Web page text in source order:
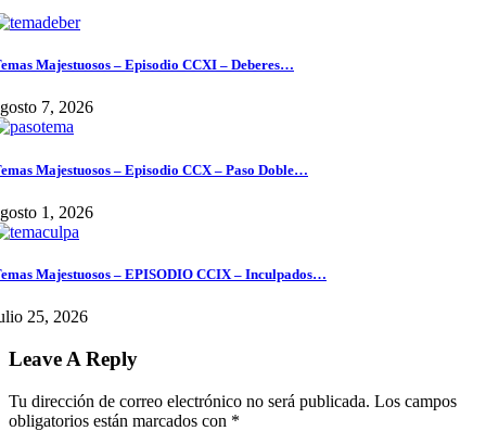
Majestuosos – Episodio CCXI – Deberes…
7, 2026
Majestuosos – Episodio CCX – Paso Doble…
1, 2026
Majestuosos – EPISODIO CCIX – Inculpados…
25, 2026
Leave A Reply
Tu dirección de correo electrónico no será publicada. Los campos
obligatorios están marcados con *